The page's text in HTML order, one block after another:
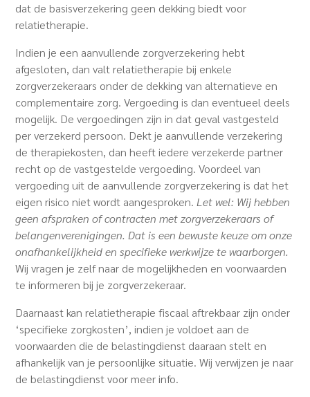
dat de basisverzekering geen dekking biedt voor
relatietherapie.
Indien je een aanvullende zorgverzekering hebt
afgesloten, dan valt relatietherapie bij enkele
zorgverzekeraars onder de dekking van alternatieve en
complementaire zorg. Vergoeding is dan eventueel deels
mogelijk. De vergoedingen zijn in dat geval vastgesteld
per verzekerd persoon. Dekt je aanvullende verzekering
de therapiekosten, dan heeft iedere verzekerde partner
recht op de vastgestelde vergoeding. Voordeel van
vergoeding uit de aanvullende zorgverzekering is dat het
eigen risico niet wordt aangesproken. Let wel: Wij hebben
geen afspraken of contracten met zorgverzekeraars of
belangenverenigingen. Dat is een bewuste keuze om onze
onafhankelijkheid en specifieke werkwijze te waarborgen.
Wij vragen je zelf naar de mogelijkheden en voorwaarden
te informeren bij je zorgverzekeraar.
Daarnaast kan relatietherapie fiscaal aftrekbaar zijn onder
‘specifieke zorgkosten’, indien je voldoet aan de
voorwaarden die de belastingdienst daaraan stelt en
afhankelijk van je persoonlijke situatie. Wij verwijzen je naar
de belastingdienst voor meer info.